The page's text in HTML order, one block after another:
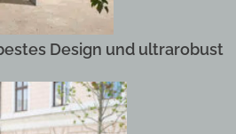
Design und ultrarobust